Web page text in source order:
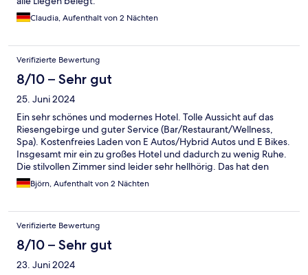
Claudia, Aufenthalt von 2 Nächten
Verifizierte Bewertung
8/10 – Sehr gut
25. Juni 2024
Ein sehr schönes und modernes Hotel. Tolle Aussicht auf das
Riesengebirge und guter Service (Bar/Restaurant/Wellness,
Spa). Kostenfreies Laden von E Autos/Hybrid Autos und E Bikes.
Insgesamt mir ein zu großes Hotel und dadurch zu wenig Ruhe.
Die stilvollen Zimmer sind leider sehr hellhörig. Das hat den
Eindruck etwas getrübt.
Björn, Aufenthalt von 2 Nächten
Verifizierte Bewertung
8/10 – Sehr gut
23. Juni 2024